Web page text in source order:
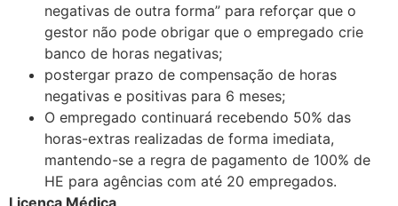
negativas de outra forma” para reforçar que o
gestor não pode obrigar que o empregado crie
banco de horas negativas;
postergar prazo de compensação de horas
negativas e positivas para 6 meses;
O empregado continuará recebendo 50% das
horas-extras realizadas de forma imediata,
mantendo-se a regra de pagamento de 100% de
HE para agências com até 20 empregados.